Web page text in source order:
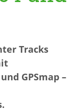
Tracks
GPSmap –